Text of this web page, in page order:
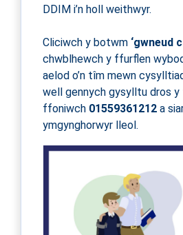
DDIM i’n holl weithwyr.
Cliciwch y botwm ‘gwneud
chwblhewch y ffurflen
aelod o’n tîm mewn
well gennych gysylltu dros
ffoniwch 01559361212 a
ymgynghorwyr lleol.